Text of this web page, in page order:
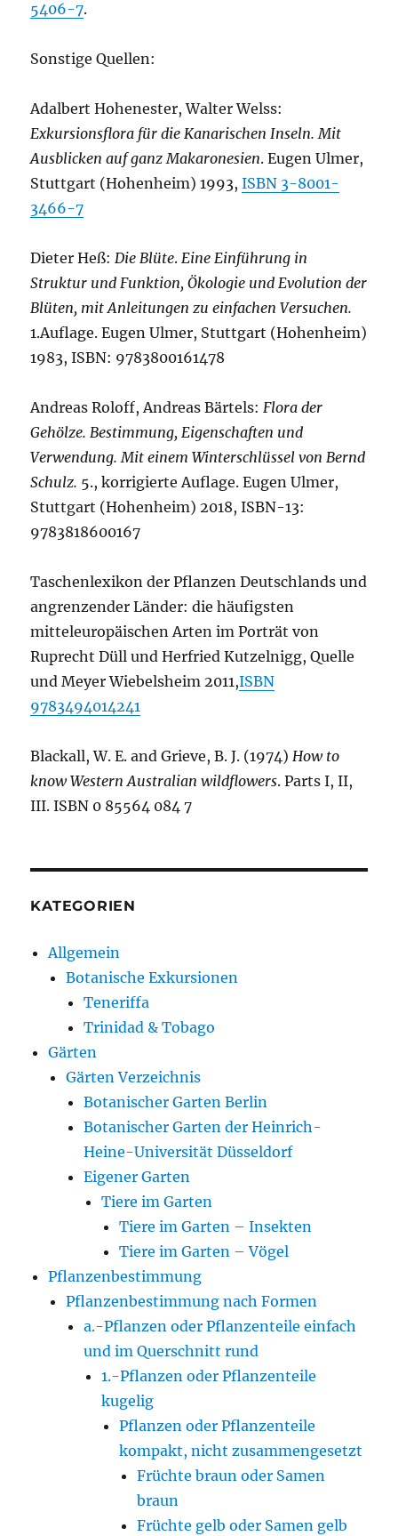
5406-7.
Sonstige Quellen:
Adalbert Hohenester, Walter Welss:
Exkursionsflora für die Kanarischen Inseln. Mit
Ausblicken auf ganz Makaronesien. Eugen Ulmer,
Stuttgart (Hohenheim) 1993,ISBN 3-8001-
3466-7
Dieter Heß:Die Blüte. Eine Einführung in
Struktur und Funktion, Ökologie und Evolution der
Blüten, mit Anleitungen zu einfachen Versuchen.
1.Auflage. Eugen Ulmer, Stuttgart (Hohenheim)
1983, ISBN: 9783800161478
Andreas Roloff, Andreas Bärtels:Flora der
Gehölze. Bestimmung, Eigenschaften und
Verwendung. Mit einem Winterschlüssel von Bernd
Schulz. 5., korrigierte Auflage. Eugen Ulmer,
Stuttgart (Hohenheim) 2018, ISBN-13:
9783818600167
Taschenlexikon der Pflanzen Deutschlands und
angrenzender Länder: die häufigsten
mitteleuropäischen Arten im Porträt von
Ruprecht Düll und Herfried Kutzelnigg, Quelle
und Meyer Wiebelsheim 2011,ISBN
9783494014241
Blackall, W. E. and Grieve, B. J. (1974)How to
know Western Australian wildflowers. Parts I, II,
III. ISBN 0 85564 084 7
KATEGORIEN
Allgemein
Botanische Exkursionen
Teneriffa
Trinidad & Tobago
Gärten
Gärten Verzeichnis
Botanischer Garten Berlin
Botanischer Garten der Heinrich-
Heine-Universität Düsseldorf
Eigener Garten
Tiere im Garten
Tiere im Garten – Insekten
Tiere im Garten – Vögel
Pflanzenbestimmung
Pflanzenbestimmung nach Formen
a.-Pflanzen oder Pflanzenteile einfach
und im Querschnitt rund
1.-Pflanzen oder Pflanzenteile
kugelig
Pflanzen oder Pflanzenteile
kompakt, nicht zusammengesetzt
Früchte braun oder Samen
braun
Früchte gelb oder Samen gelb